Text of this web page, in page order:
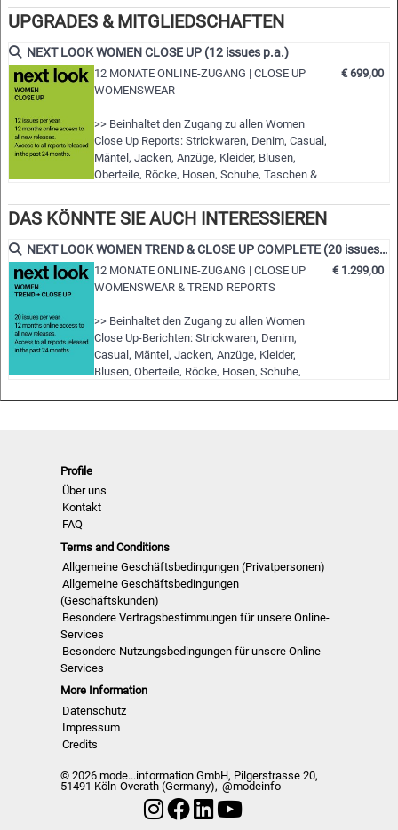
- Anspruchsvolle und tiefgehende Analysen der wichtigsten
Modeschauen weltweit
- Detaillierte Einblicke in die Highlights
- Gruppiert nach Themen und Trends
- Schnitte, Stoffe, Farben und mehr
NLCWSD | A/W 23/24
UPGRADES & MITGLIEDSCHAFTEN
NEXT LOOK WOMEN CLOSE UP (12 issues p.a.)
12 MONATE ONLINE-ZUGANG | CLOSE UP
WOMENSWEAR
>> Beinhaltet den Zugang zu allen Women
Close Up Reports: Strickwaren, Denim, Casual,
Mäntel, Jacken, Anzüge, Kleider, Blusen,
Oberteile, Röcke, Hosen, Schuhe, Taschen &
>> Alle neuen Ausgaben der nächsten 12
Monate
>> Inklusive Zugriff auf die letzten 24 Monate
>> Download von bis zu 15 kompletten PDF-
Ausgaben Ihrer Wahl
€ 699,00
DAS KÖNNTE SIE AUCH INTERESSIEREN
NEXT LOOK WOMEN TREND & CLOSE UP COMPLETE (20 issues p.a.)
12 MONATE ONLINE-ZUGANG | CLOSE UP
WOMENSWEAR & TREND REPORTS
>> Beinhaltet den Zugang zu allen Women
Close Up-Berichten: Strickwaren, Denim,
Casual, Mäntel, Jacken, Anzüge, Kleider,
Blusen, Oberteile, Röcke, Hosen, Schuhe,
>> Beinhaltet den Zugang zu allen Women
>> Inklusive Zugang zu den letzten 24
Monaten verö…
€ 1.299,00
Profile
Über uns
Kontakt
FAQ
Terms and Conditions
Allgemeine Geschäftsbedingungen (Privatpersonen)
Allgemeine Geschäftsbedingungen
(Geschäftskunden)
Besondere Vertragsbestimmungen für unsere Online-
Services
Besondere Nutzungsbedingungen für unsere Online-
Services
More Information
Datenschutz
Impressum
Credits
© 2026 mode...information GmbH, Pilgerstrasse 20,
51491 Köln-Overath (Germany), @modeinfo